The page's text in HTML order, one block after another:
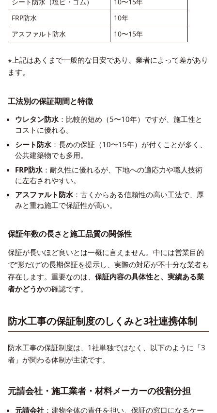
FRP防水
10年
アスファルト防水
10〜15年
※上記はあくまで一般的な目安であり、業者によって差があり
ます。
工法別の保証期間と特徴
ウレタン防水：比較的短め（5〜10年）ですが、施工性と
コストに優れる。
シート防水 ：長めの保証（10〜15年）が付くことが多く、
公共建築物でも多用。
FRP防水 ：耐久性に優れるが、下地への適応力や職人技術
に左右されやすい。
アスファルト防水：古くからある信頼性の高い工法で、厚
みと重ね施工で保証性が高い。
保証年数の長さと施工品質の関係性
保証が長いほど良いとは一概に言えません。中には営業目的
で“形だけ”の長期保証を提示し、実際の対応が不十分な業者も
存在します。重要なのは、 保証内容の具体性と、実績ある業
者かどうかの確認です。
防水工事の保証制度のしくみと3社連携体制
防水工事の保証制度は、1社単独ではなく、以下のように「3
者」が関わる体制が主流です。
元請会社・施工業者・材料メーカーの役割分担
元請会社 ：建物全体の責任を担い、保証の窓口になるケー